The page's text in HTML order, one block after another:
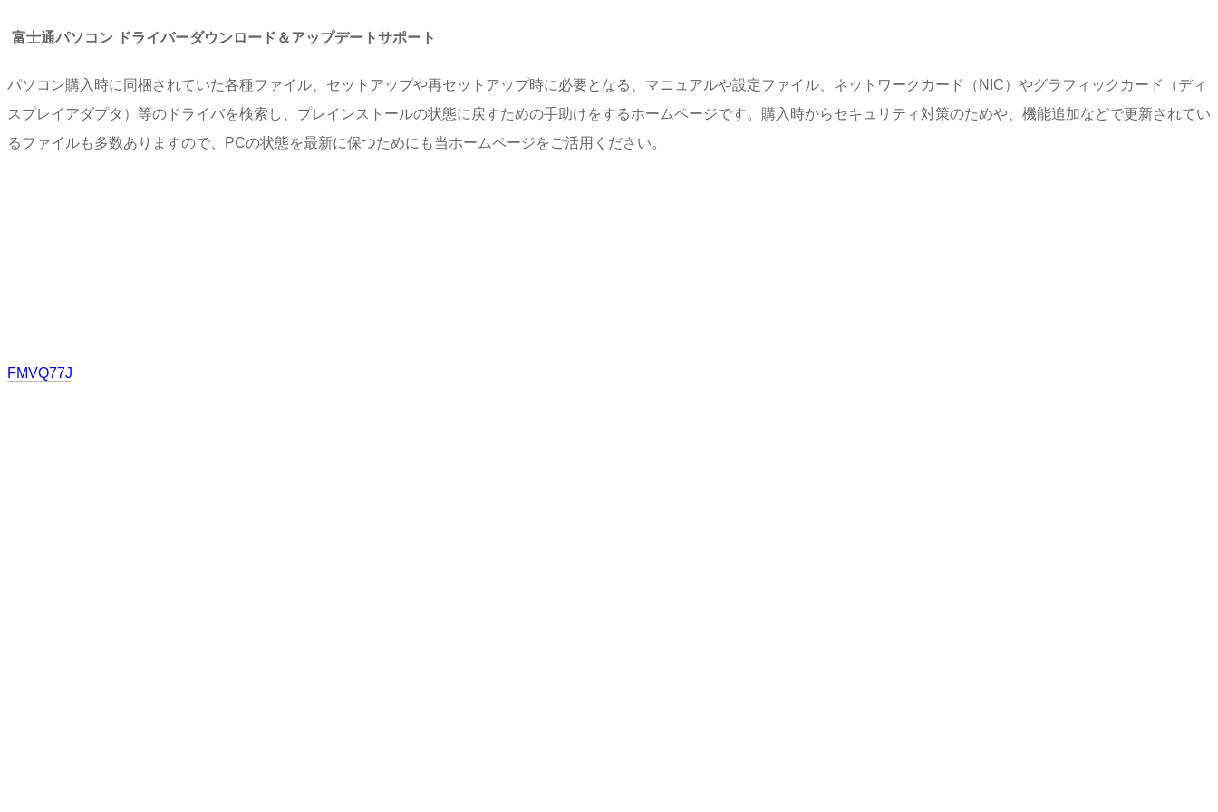
富士通パソコン ドライバーダウンロード＆アップデートサポート
パソコン購入時に同梱されていた各種ファイル、セットアップや再セットアップ時に必要となる、マニュアルや設定ファイル、ネットワークカード（NIC）やグラフィックカード（ディ
スプレイアダプタ）等のドライバを検索し、プレインストールの状態に戻すための手助けをするホームページです。購入時からセキュリティ対策のためや、機能追加などで更新されてい
るファイルも多数ありますので、PCの状態を最新に保つためにも当ホームページをご活用ください。
FMVQ77J